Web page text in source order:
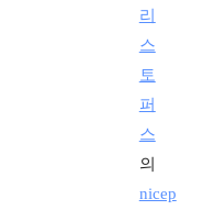
리
스
토
퍼
스
의
nicep